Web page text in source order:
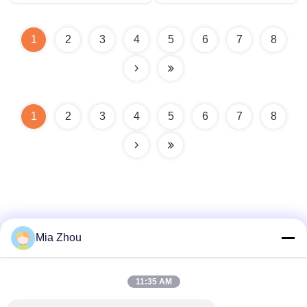
1 2 3 4 5 6 7 8
1 2 3 4 5 6 7 8
Mia Zhou
11:35 AM